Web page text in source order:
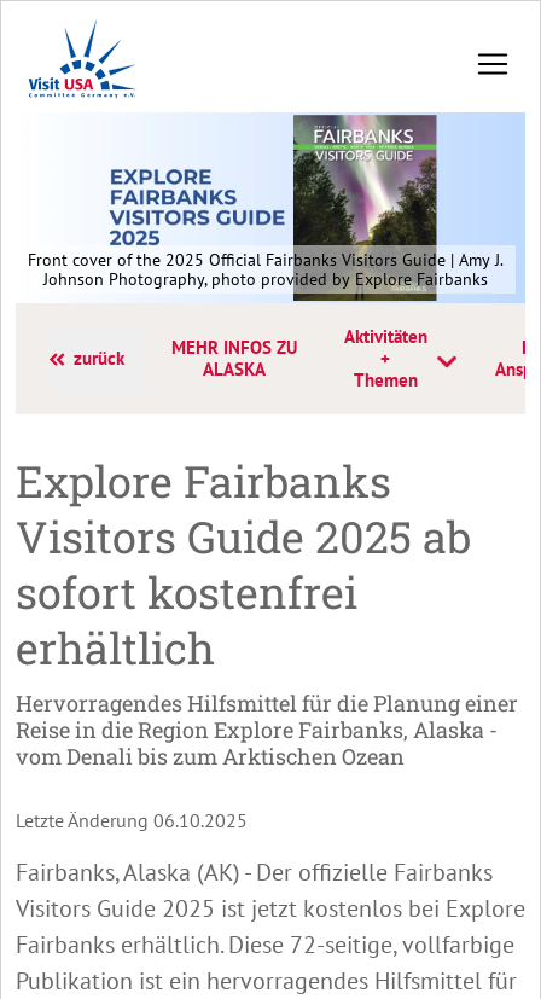
Front cover of the 2025 Official Fairbanks Visitors Guide | Amy J.
Johnson Photography, photo provided by Explore Fairbanks
zurück
MEHR INFOS ZU
ALASKA
Aktivitäten
+
Themen
Explore Fairbanks
Visitors Guide 2025 ab
sofort kostenfrei
erhältlich
Hervorragendes Hilfsmittel für die Planung einer
Reise in die Region Explore Fairbanks, Alaska -
vom Denali bis zum Arktischen Ozean
Letzte Änderung 06.10.2025
Fairbanks, Alaska (AK) - Der offizielle Fairbanks
Visitors Guide 2025 ist jetzt kostenlos bei Explore
Fairbanks erhältlich. Diese 72-seitige, vollfarbige
Publikation ist ein hervorragendes Hilfsmittel für